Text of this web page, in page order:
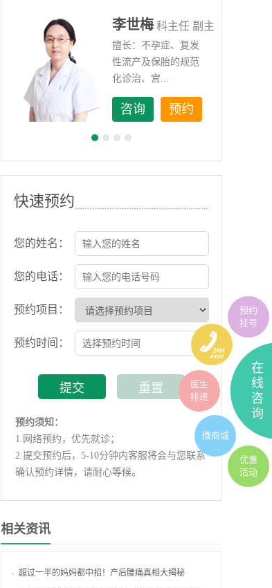
李世梅 科主任 副主
任医师
擅长：不孕症、复发
性流产及保胎的规范
化诊治、宫...
咨询 预约
快速预约
您的姓名：
您的电话：
预约项目：
预约时间：
预约须知：
1. 网络预约，优先就诊；
2.提交预约后，5-10分钟内客服将会与您联系
确认预约详情，请耐心等候。
相关资讯
超过一半的妈妈都中招！产后腰痛真相大揭秘
在
线
咨
询
预约
挂号
医生
排班
微商城
优惠
活动